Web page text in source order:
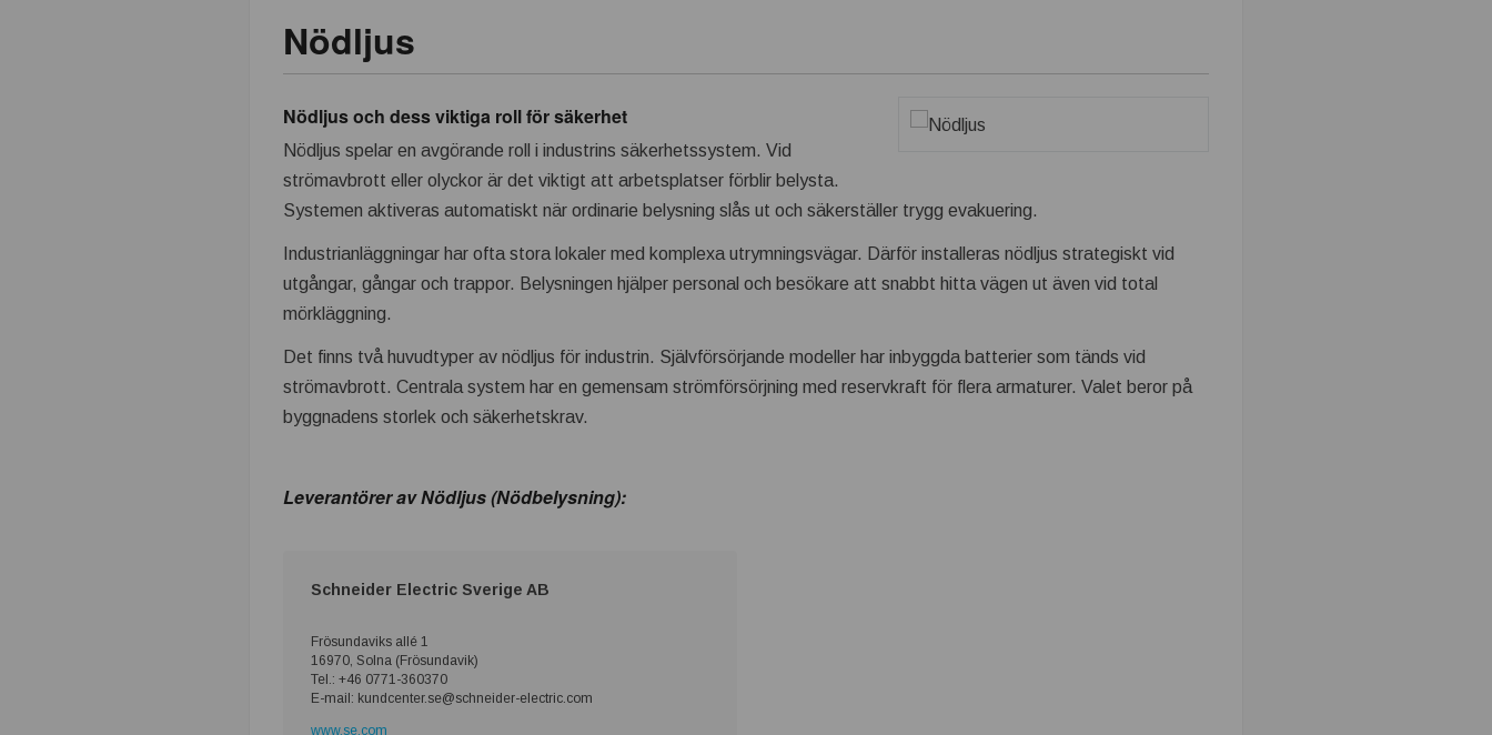
Nödljus
Nödljus och dess viktiga roll för säkerhet
Nödljus spelar en avgörande roll i industrins säkerhetssystem. Vid
strömavbrott eller olyckor är det viktigt att arbetsplatser förblir belysta.
Systemen aktiveras automatiskt när ordinarie belysning slås ut och säkerställer trygg evakuering.
Industrianläggningar har ofta stora lokaler med komplexa utrymningsvägar. Därför installeras nödljus strategiskt vid
utgångar, gångar och trappor. Belysningen hjälper personal och besökare att snabbt hitta vägen ut även vid total
mörkläggning.
Det finns två huvudtyper av nödljus för industrin. Självförsörjande modeller har inbyggda batterier som tänds vid
strömavbrott. Centrala system har en gemensam strömförsörjning med reservkraft för flera armaturer. Valet beror på
byggnadens storlek och säkerhetskrav.
Leverantörer av Nödljus (Nödbelysning):
Schneider Electric Sverige AB
Frösundaviks allé 1
16970, Solna (Frösundavik)
Tel.: +46 0771-360370
E-mail: kundcenter.se@schneider-electric.com
www.se.com